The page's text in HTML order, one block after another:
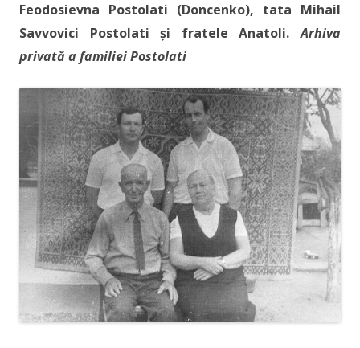
Feodosievna Postolati (Doncenko), tata Mihail
Savvovici Postolati și fratele Anatoli.Arhiva
privată a familiei Postolati